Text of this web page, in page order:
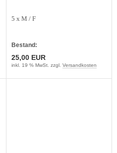
5 x M / F
Bestand:
25,00 EUR
inkl. 19 % MwSt. zzgl. Versandkosten